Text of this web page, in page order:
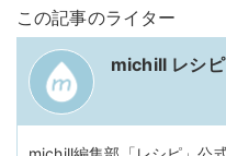
この記事のライター
michill レシピ